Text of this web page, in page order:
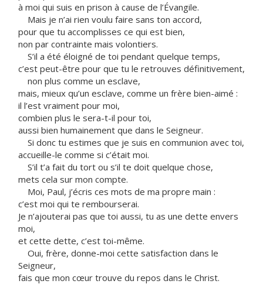
à moi qui suis en prison à cause de l’Évangile.
Mais je n’ai rien voulu faire sans ton accord,
pour que tu accomplisses ce qui est bien,
non par contrainte mais volontiers.
S’il a été éloigné de toi pendant quelque temps,
c’est peut-être pour que tu le retrouves définitivement,
non plus comme un esclave,
mais, mieux qu’un esclave, comme un frère bien-aimé :
il l’est vraiment pour moi,
combien plus le sera-t-il pour toi,
aussi bien humainement que dans le Seigneur.
Si donc tu estimes que je suis en communion avec toi,
accueille-le comme si c’était moi.
S’il t’a fait du tort ou s’il te doit quelque chose,
mets cela sur mon compte.
Moi, Paul, j’écris ces mots de ma propre main :
c’est moi qui te rembourserai.
Je n’ajouterai pas que toi aussi, tu as une dette envers
moi,
et cette dette, c’est toi-même.
Oui, frère, donne-moi cette satisfaction dans le
Seigneur,
fais que mon cœur trouve du repos dans le Christ.